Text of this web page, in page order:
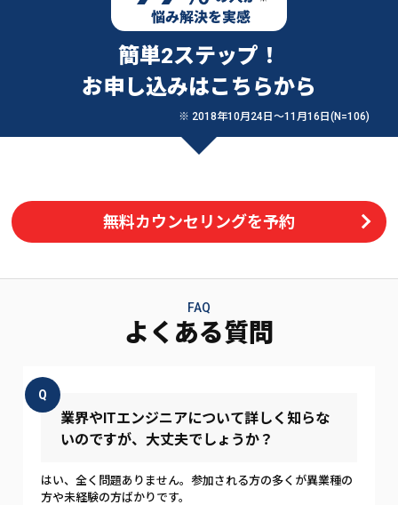
簡単2ステップ！
お申し込みはこちらから
※ 2018年10月24日〜11月16日(N=106)
無料カウンセリングを予約
FAQ
よくある質問
Q
業界やITエンジニアについて詳しく知らな
いのですが、大丈夫でしょうか？
はい、全く問題ありません。参加される方の多くが異業種の
方や未経験の方ばかりです。